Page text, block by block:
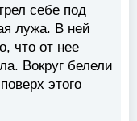
себе под
лужа. В ней
что от нее
Вокруг белели
этого